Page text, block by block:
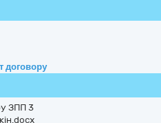
договору
ЗПП 3